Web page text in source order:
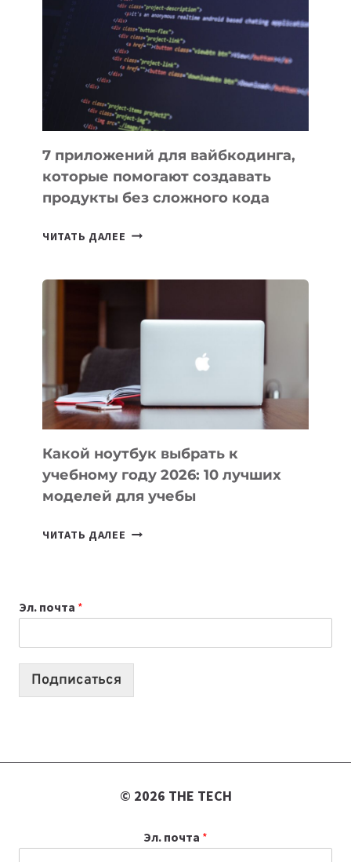
ИНСТРУМЕНТОВ
ДЛЯ
РАБОТЫ
7 приложений для вайбкодинга,
которые помогают создавать
продукты без сложного кода
ЧИТАТЬ ДАЛЕЕ 7
ПОМОГАЮТ
СОЗДАВАТЬ
БЕЗ
СЛОЖНОГО
КОДА
Какой ноутбук выбрать к
учебному году 2026: 10 лучших
моделей для учебы
ЧИТАТЬ ДАЛЕЕ КАКОЙ
2026:
10
Эл. почта *
Подписаться
© 2026 THE TECH
Эл. почта *